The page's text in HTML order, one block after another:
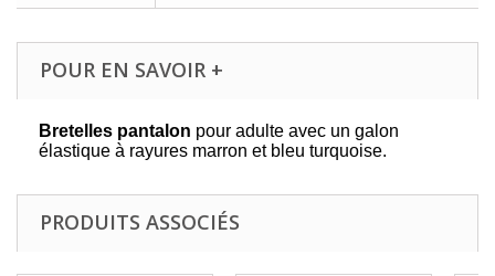
POUR EN SAVOIR +
Bretelles pantalon pour adulte avec un galon
élastique à rayures marron et bleu turquoise.
PRODUITS ASSOCIÉS